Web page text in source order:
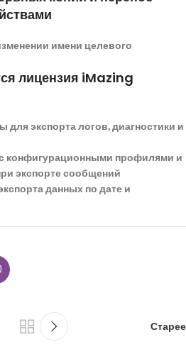
имени целевого
лицензия iMazing
экспорта логов, диагностики и
конфигурационными профилями и
экспорте сообщений
данных по дате и
Старее